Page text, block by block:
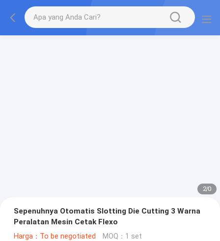
2/0
Sepenuhnya Otomatis Slotting Die Cutting 3 Warna
Peralatan Mesin Cetak Flexo
Harga：To be negotiated MOQ：1 set